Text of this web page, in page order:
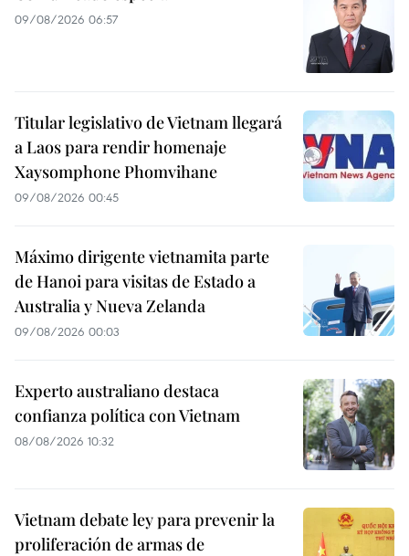
09/08/2026 06:57
Titular legislativo de Vietnam llegará
a Laos para rendir homenaje
Xaysomphone Phomvihane
09/08/2026 00:45
Máximo dirigente vietnamita parte
de Hanoi para visitas de Estado a
Australia y Nueva Zelanda
09/08/2026 00:03
Experto australiano destaca
confianza política con Vietnam
08/08/2026 10:32
Vietnam debate ley para prevenir la
proliferación de armas de